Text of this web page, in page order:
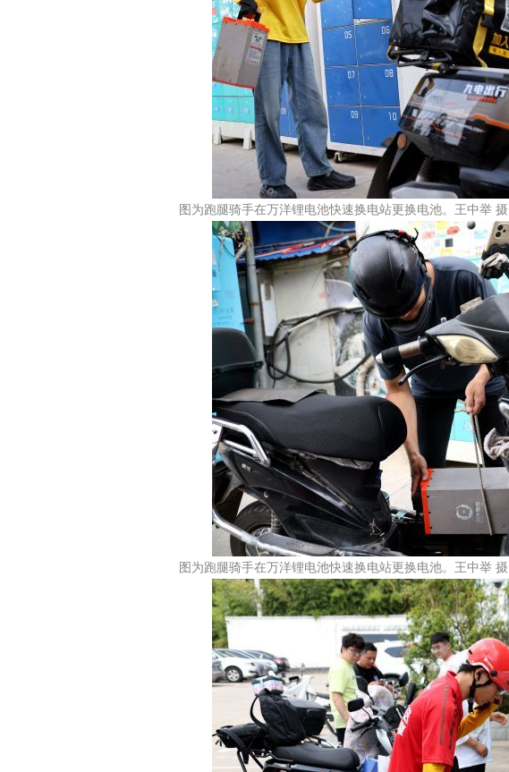
图为跑腿骑手在万洋锂电池快速换电站更换电池。王中举 摄
图为跑腿骑手在万洋锂电池快速换电站更换电池。王中举 摄